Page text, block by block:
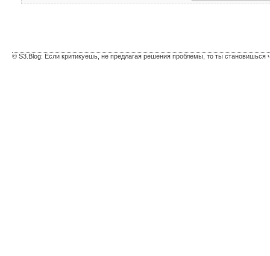
© S3.Blog: Если критикуешь, не предлагая решения проблемы, то ты становишься